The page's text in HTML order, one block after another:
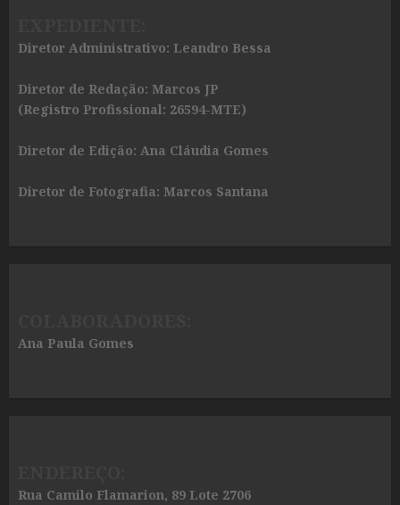
Diretor Administrativo: Leandro Bessa
Diretor de Redação: Marcos JP
(Registro Profissional: 26594-MTE)
Diretor de Edição: Ana Cláudia Gomes
Diretor de Fotografia: Marcos Santana
Ana Paula Gomes
Rua Camilo Flamarion, 89 Lote 2706